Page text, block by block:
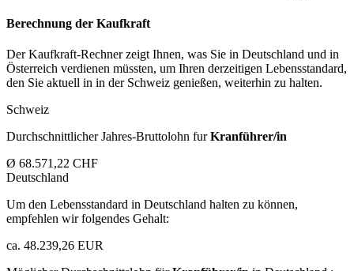
Berechnung der Kaufkraft
Der Kaufkraft-Rechner zeigt Ihnen, was Sie in Deutschland und in
Österreich verdienen müssten, um Ihren derzeitigen Lebensstandard,
den Sie aktuell in in der Schweiz genießen, weiterhin zu halten.
Schweiz
Durchschnittlicher Jahres-Bruttolohn furKranführer/in
Ø 68.571,22 CHF
Deutschland
Um den Lebensstandard in Deutschland halten zu können,
empfehlen wir folgendes Gehalt:
ca. 48.239,26 EUR